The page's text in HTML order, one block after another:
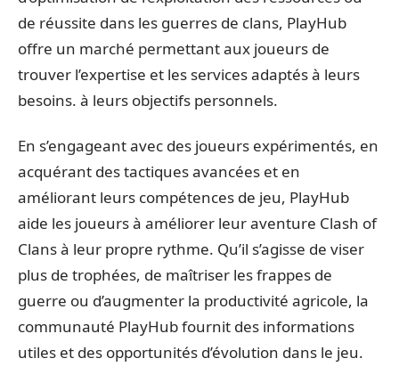
de réussite dans les guerres de clans, PlayHub
offre un marché permettant aux joueurs de
trouver l’expertise et les services adaptés à leurs
besoins. à leurs objectifs personnels.
En s’engageant avec des joueurs expérimentés, en
acquérant des tactiques avancées et en
améliorant leurs compétences de jeu, PlayHub
aide les joueurs à améliorer leur aventure Clash of
Clans à leur propre rythme. Qu’il s’agisse de viser
plus de trophées, de maîtriser les frappes de
guerre ou d’augmenter la productivité agricole, la
communauté PlayHub fournit des informations
utiles et des opportunités d’évolution dans le jeu.